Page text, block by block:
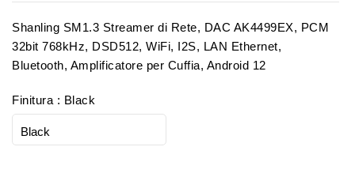
Shanling SM1.3 Streamer di Rete, DAC AK4499EX, PCM
32bit 768kHz, DSD512, WiFi, I2S, LAN Ethernet,
Bluetooth, Amplificatore per Cuffia, Android 12
Finitura : Black